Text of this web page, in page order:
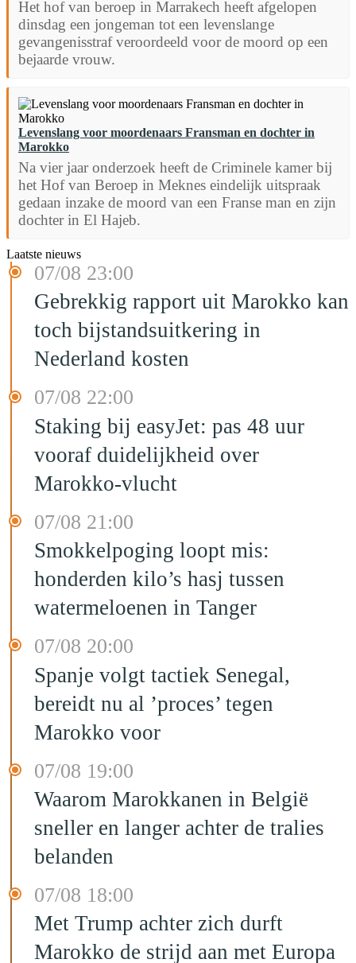
Het hof van beroep in Marrakech heeft afgelopen
dinsdag een jongeman tot een levenslange
gevangenisstraf veroordeeld voor de moord op een
bejaarde vrouw.
Levenslang voor moordenaars Fransman en dochter in
Marokko
Na vier jaar onderzoek heeft de Criminele kamer bij
het Hof van Beroep in Meknes eindelijk uitspraak
gedaan inzake de moord van een Franse man en zijn
dochter in El Hajeb.
Laatste nieuws
07/08 23:00
Gebrekkig rapport uit Marokko kan
toch bijstandsuitkering in
Nederland kosten
07/08 22:00
Staking bij easyJet: pas 48 uur
vooraf duidelijkheid over
Marokko-vlucht
07/08 21:00
Smokkelpoging loopt mis:
honderden kilo’s hasj tussen
watermeloenen in Tanger
07/08 20:00
Spanje volgt tactiek Senegal,
bereidt nu al ’proces’ tegen
Marokko voor
07/08 19:00
Waarom Marokkanen in België
sneller en langer achter de tralies
belanden
07/08 18:00
Met Trump achter zich durft
Marokko de strijd aan met Europa